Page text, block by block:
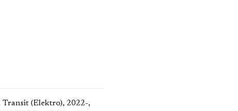
Transit (Elektro), 2022-,